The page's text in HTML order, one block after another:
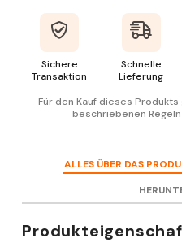
Sichere
Transaktion
Schnelle
Lieferung
Für den Kauf dieses
beschriebenen
ALLES ÜBER DAS